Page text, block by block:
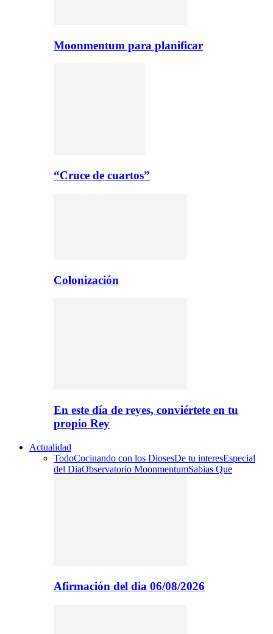
Moonmentum para planificar
“Cruce de cuartos”
Colonización
En este día de reyes, conviértete en tu
propio Rey
Actualidad
TodoCocinando con los DiosesDe tu interesEspecial
del DiaObservatorio MoonmentumSabias Que
Afirmación del dia 06/08/2026